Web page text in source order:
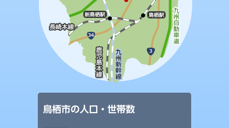
鳥栖市の人口・世帯数